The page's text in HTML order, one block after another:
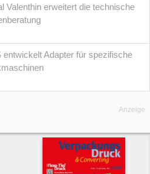
Valenthin erweitert die technische
entwickelt Adapter für spezifische
Anzeige